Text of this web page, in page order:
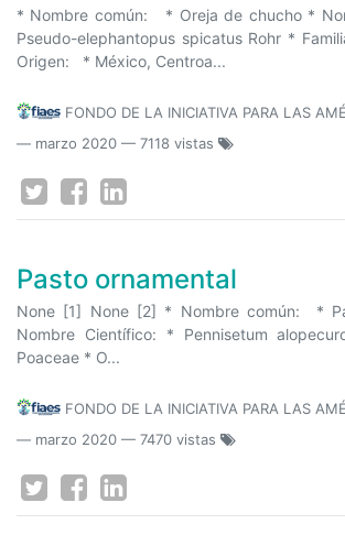
* Nombre común: * Oreja de chucho *
Pseudo-elephantopus spicatus Rohr *
Origen: * México, Centroa...
FONDO DE LA INICIATIVA PARA LAS
— marzo 2020 — 7118 vistas
Pasto ornamental
None [1] None [2] * Nombre común: *
Nombre Científico: * Pennisetum
Poaceae * O...
FONDO DE LA INICIATIVA PARA LAS
— marzo 2020 — 7470 vistas